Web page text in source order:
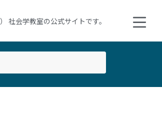
社会学教室の公式サイトです。